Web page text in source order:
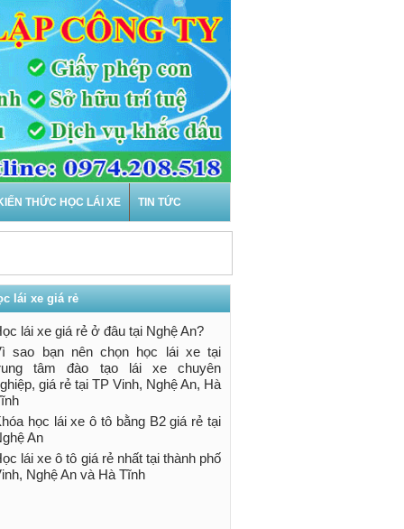
THỨC HỌC LÁI XE TIN TỨC
nay, dù đã
lái xe giá rẻ
lái xe giá rẻ ở đâu tại Nghệ An?
sao bạn nên chọn học lái xe tại
tâm đào tạo lái xe chuyên
giá rẻ tại TP Vinh, Nghệ An, Hà
học lái xe ô tô bằng B2 giá rẻ tại
An
lái xe ô tô giá rẻ nhất tại thành phố
Nghệ An và Hà Tĩnh